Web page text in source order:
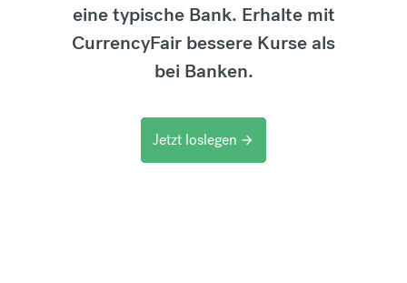
eine typische Bank. Erhalte mit
CurrencyFair bessere Kurse als
bei Banken.
Jetzt loslegen arrow_forward